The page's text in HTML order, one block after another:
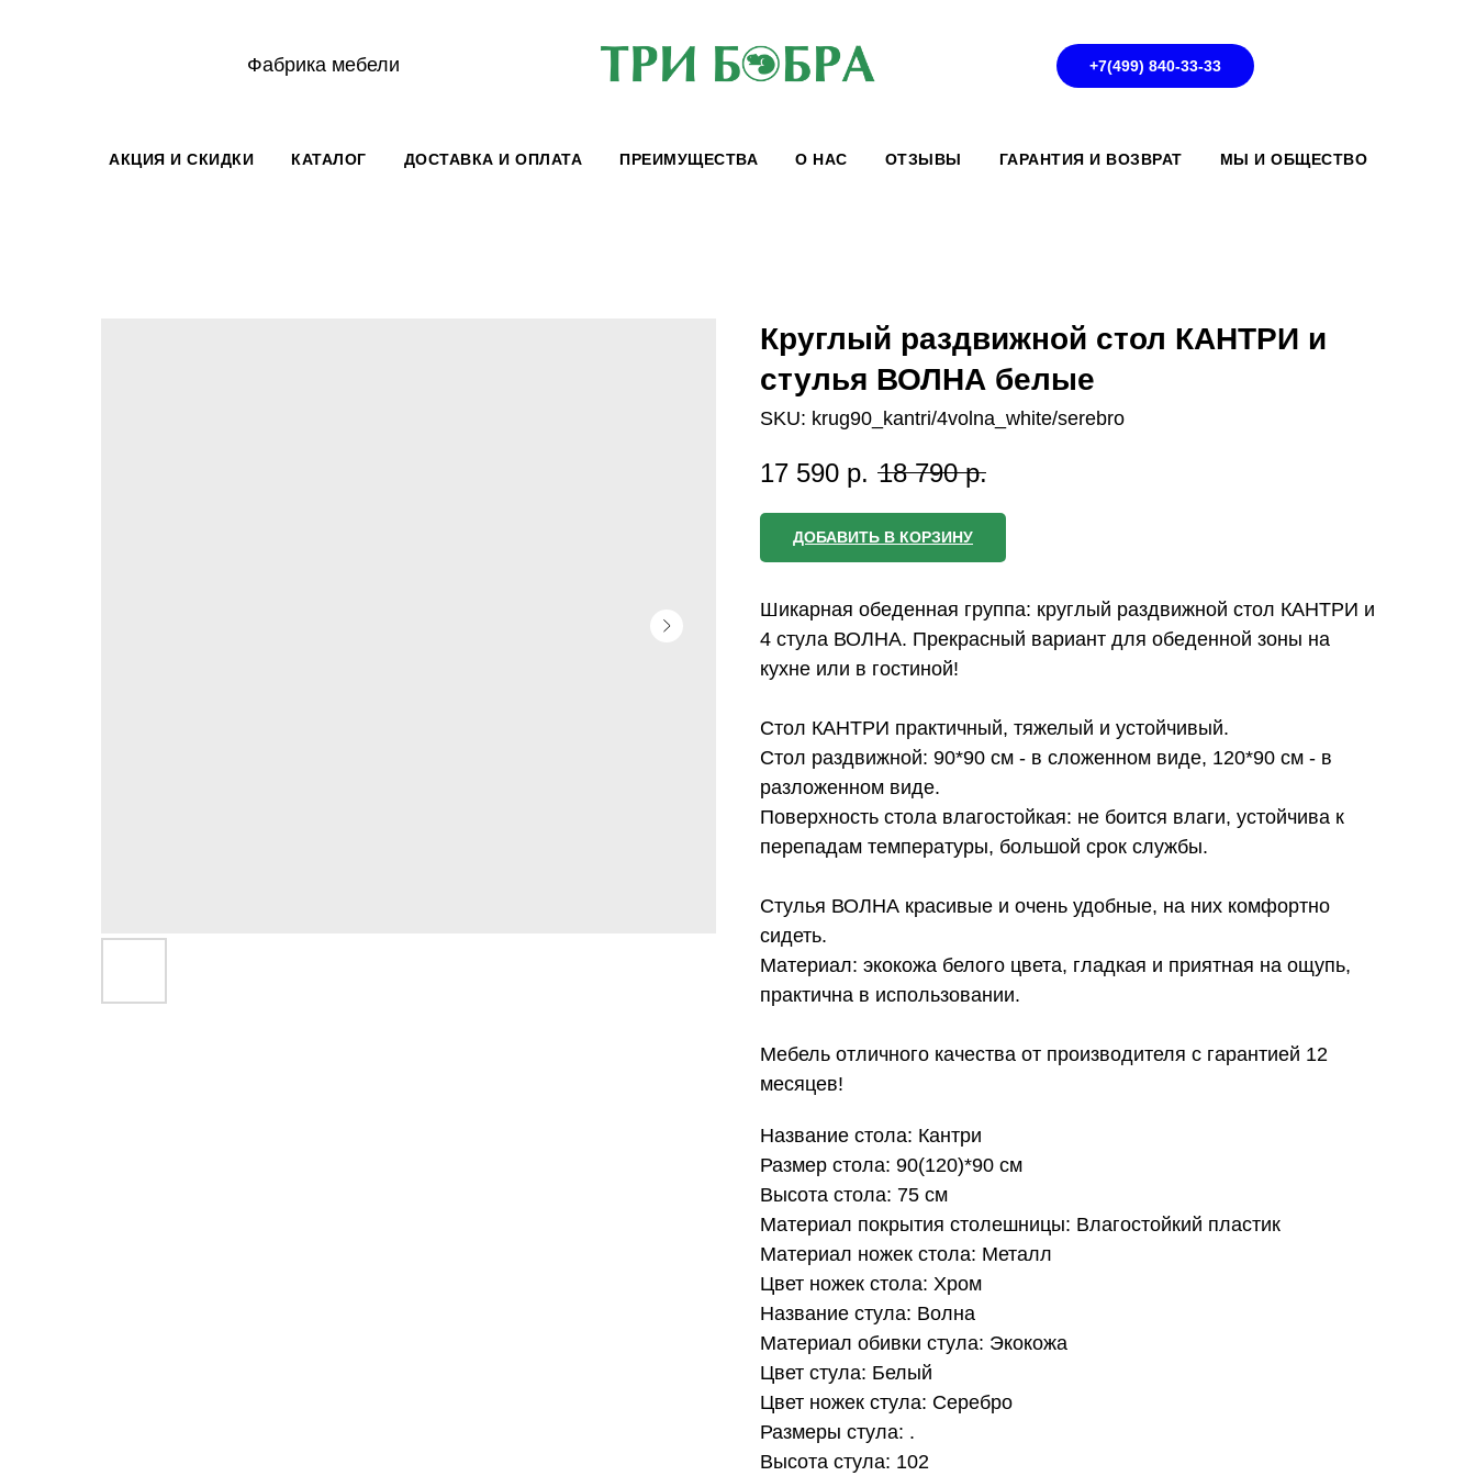
Фабрика мебели +7(499) 840-33-33
АКЦИЯ И СКИДКИ КАТАЛОГ ДОСТАВКА И ОПЛАТА ПРЕИМУЩЕСТВА О НАС ОТЗЫВЫ ГАРАНТИЯ И ВОЗВРАТ МЫ И ОБЩЕСТВО
Круглый раздвижной стол КАНТРИ и
стулья ВОЛНА белые
SKU: krug90_kantri/4volna_white/serebro
17 590 р. 18 790 р.
ДОБАВИТЬ В КОРЗИНУ
Шикарная обеденная группа: круглый раздвижной стол КАНТРИ и
4 стула ВОЛНА. Прекрасный вариант для обеденной зоны на
кухне или в гостиной!
Стол КАНТРИ практичный, тяжелый и устойчивый.
Стол раздвижной: 90*90 см - в сложенном виде, 120*90 см - в
разложенном виде.
Поверхность стола влагостойкая: не боится влаги, устойчива к
перепадам температуры, большой срок службы.
Стулья ВОЛНА красивые и очень удобные, на них комфортно
сидеть.
Материал: экокожа белого цвета, гладкая и приятная на ощупь,
практична в использовании.
Мебель отличного качества от производителя с гарантией 12
месяцев!
Название стола: Кантри
Размер стола: 90(120)*90 см
Высота стола: 75 см
Материал покрытия столешницы: Влагостойкий пластик
Материал ножек стола: Металл
Цвет ножек стола: Хром
Название стула: Волна
Материал обивки стула: Экокожа
Цвет стула: Белый
Цвет ножек стула: Серебро
Размеры стула: .
Высота стула: 102